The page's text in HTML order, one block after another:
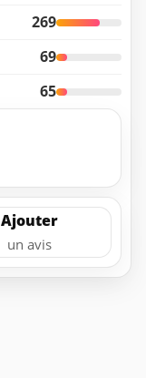
269
69
65
Ajouter
un avis